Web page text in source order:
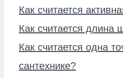
Как считается
Как считается длина
Как считается одна
сантехнике?